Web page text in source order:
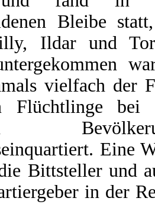
Bleibe
Ildar und
vielfach der
Flüchtlinge bei
Eine
Bittsteller und
in der